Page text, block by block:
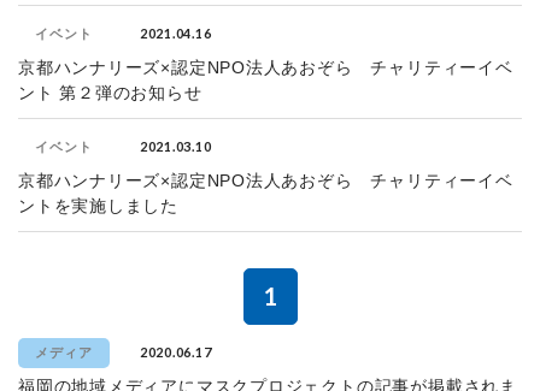
イベント 2021.04.16
京都ハンナリーズ×認定NPO法人あおぞら チャリティーイベ
ント 第２弾のお知らせ
イベント 2021.03.10
京都ハンナリーズ×認定NPO法人あおぞら チャリティーイベ
ントを実施しました
1
メディア 2020.06.17
福岡の地域メディアにマスクプロジェクトの記事が掲載されま